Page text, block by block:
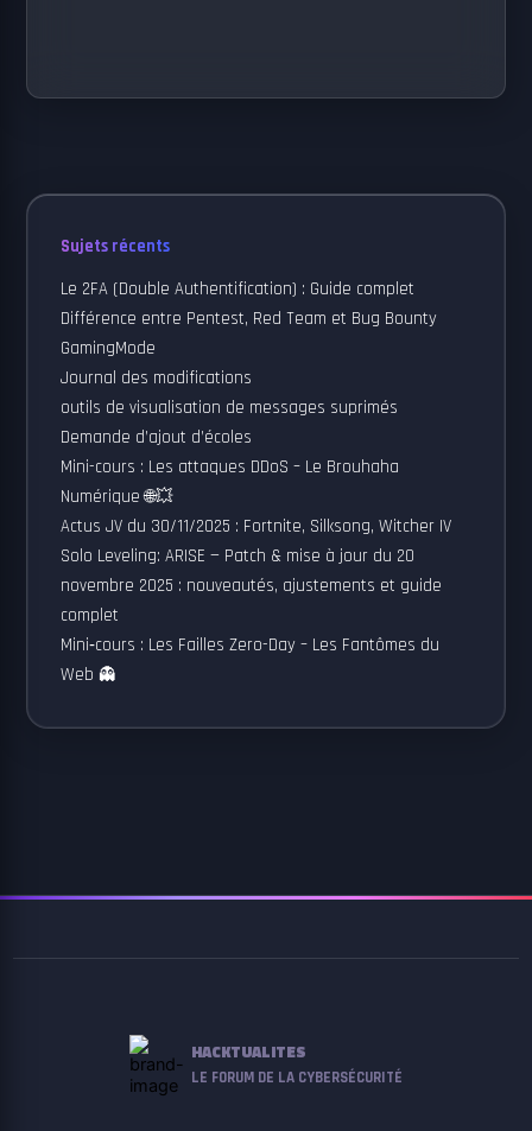
Sujets récents
Le 2FA (Double Authentification) : Guide complet
Différence entre Pentest, Red Team et Bug Bounty
GamingMode
Journal des modifications
outils de visualisation de messages suprimés
Demande d’ajout d’écoles
Mini-cours : Les attaques DDoS – Le Brouhaha
Numérique 🌐💥
Actus JV du 30/11/2025 : Fortnite, Silksong, Witcher IV
Solo Leveling: ARISE — Patch & mise à jour du 20
novembre 2025 : nouveautés, ajustements et guide
complet
Mini‑cours : Les Failles Zero-Day – Les Fantômes du
Web 👻
HACKTUALITES
LE FORUM DE LA CYBERSÉCURITÉ